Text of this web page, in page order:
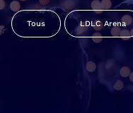
Tous LDLC Arena